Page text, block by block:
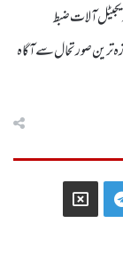
آلات ضبط
ترین صورتحال سے آگاہ
Telegram
X